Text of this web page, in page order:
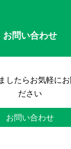
お問い合わせ
したらお気軽に
ださい
お問い合わせ